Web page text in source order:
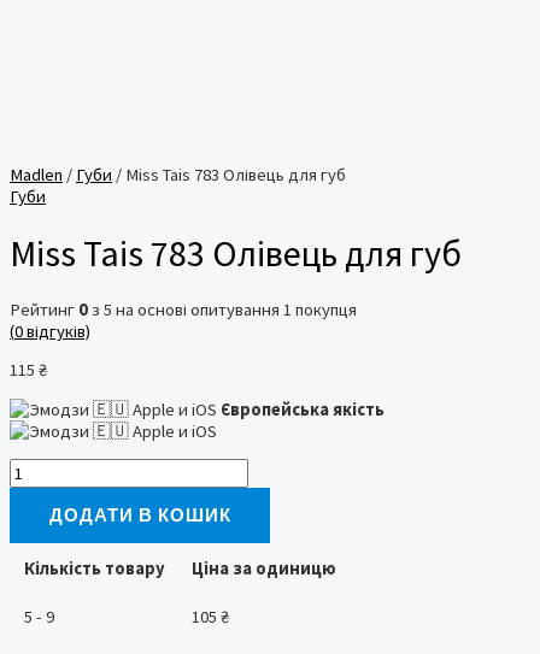
Madlen / Губи / Miss Tais 783 Олівець для губ
Губи
Miss Tais 783 Олівець для губ
Рейтинг 0 з 5 на основі опитування 1 покупця
(0відгуків)
115 ₴
Європейська якість
Miss
Tais
губ
ДОДАТИ В КОШИК
Кількість товару Ціна за одиницю
5 - 9 105 ₴